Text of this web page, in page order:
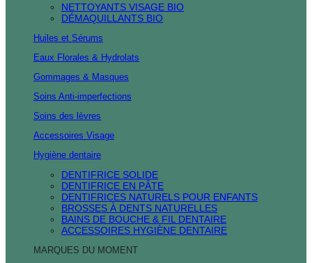
NETTOYANTS VISAGE BIO
DÉMAQUILLANTS BIO
Huiles et Sérums
Eaux Florales & Hydrolats
Gommages & Masques
Soins Anti-imperfections
Soins des lèvres
Accessoires Visage
Hygiène dentaire
DENTIFRICE SOLIDE
DENTIFRICE EN PÂTE
DENTIFRICES NATURELS POUR ENFANTS
BROSSES À DENTS NATURELLES
BAINS DE BOUCHE & FIL DENTAIRE
ACCESSOIRES HYGIÈNE DENTAIRE
MARQUES DU MOMENT